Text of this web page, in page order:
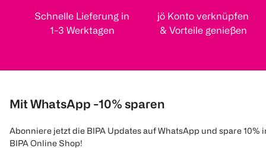
Schnelle Lieferung in
1-3 Werktagen
jö Konto verknüpfen
& Vorteile genießen
Mit WhatsApp -10% sparen
Abonniere jetzt die BIPA Updates auf WhatsApp und spare 10%
BIPA Online Shop!